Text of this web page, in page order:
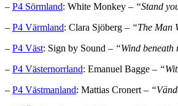
– P4 Sörmland: White Monkey – “Stand
– P4 Värmland: Clara Sjöberg – “The Man
– P4 Väst: Sign by Sound – “Wind beneath
– P4 Västernorrland: Emanuel Bagge –
– P4 Västmanland: Mattias Cronert –